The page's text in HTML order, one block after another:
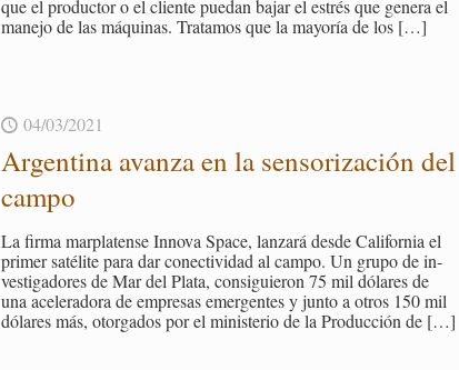
que el pro­duc­tor o el clien­te pue­dan bajar el es­trés que ge­ne­ra el
ma­ne­jo de las má­qui­nas. Tra­ta­mos que la ma­yo­ría de los[…]
04/03/2021
Ar­gen­ti­na avan­za en la sen­so­ri­za­ción del
campo
La firma mar­pla­ten­se In­no­va Space, lan­za­rá desde Ca­li­for­nia el
pri­mer sa­té­li­te para dar co­nec­ti­vi­dad al campo. Un grupo de in­
ves­ti­ga­do­res de Mar del Plata, con­si­guie­ron 75 mil dó­la­res de
una ace­le­ra­do­ra de em­pre­sas emer­gen­tes y junto a otros 150 mil
dó­la­res más, otor­ga­dos por el mi­nis­te­rio de la Pro­duc­ción de[…]